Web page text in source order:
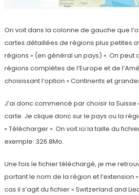
On voit dans la colonne de gauche que
cartes détaillées de régions plus petites
régions » (en général un pays) ». On peut
régions complètes de l’Europe et de
choisissant l’option « Continents et
J’ai donc commencé par choisir la
carte. Je clique donc sur le pays ou la
« Télécharger ». On voit ici la taille du
exemple: 326.8Mo.
Une fois le fichier téléchargé, je me
portant le nom de la région et l’extension
cas il s’agit du fichier « Switzerland and